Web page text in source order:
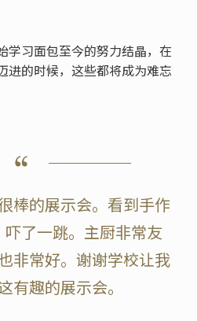
学习面包至今的努力结晶，在
进的时候，这些都将成为难忘
棒的展示会。看到手作
了一跳。主厨非常友
非常好。谢谢学校让我
有趣的展示会。